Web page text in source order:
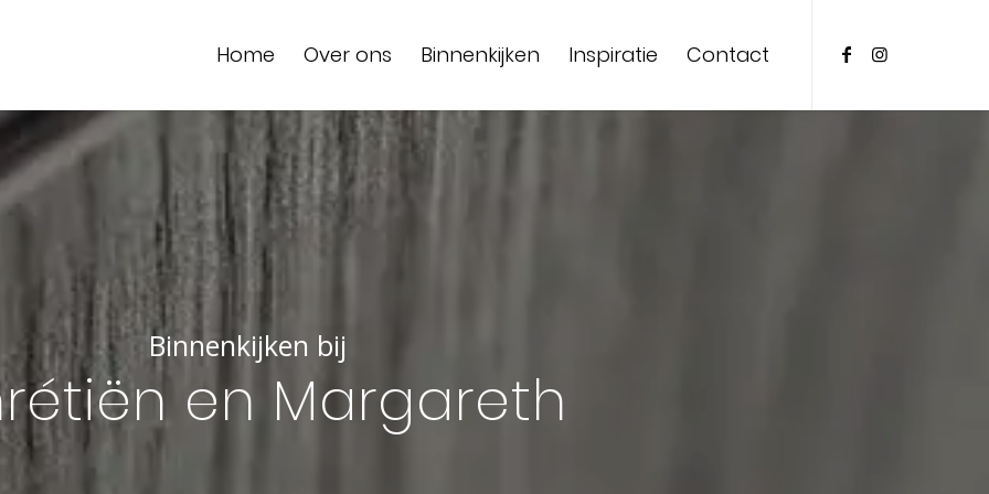
Home Over ons Binnenkijken Inspiratie Contact
Binnenkijken bij
en Margareth